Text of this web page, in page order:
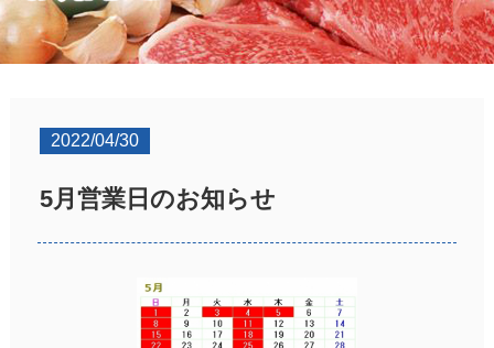
2022/04/30
5月営業日のお知らせ